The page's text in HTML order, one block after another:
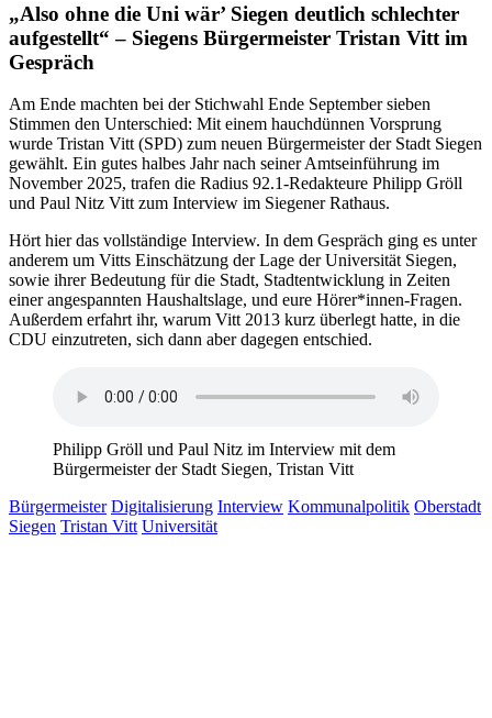
„Also ohne die Uni wär’ Siegen deutlich schlechter
aufgestellt“ – Siegens Bürgermeister Tristan Vitt im
Gespräch
Am Ende machten bei der Stichwahl Ende September sieben
Stimmen den Unterschied: Mit einem hauchdünnen Vorsprung
wurde Tristan Vitt (SPD) zum neuen Bürgermeister der Stadt Siegen
gewählt. Ein gutes halbes Jahr nach seiner Amtseinführung im
November 2025, trafen die Radius 92.1-Redakteure Philipp Gröll
und Paul Nitz Vitt zum Interview im Siegener Rathaus.
Hört hier das vollständige Interview. In dem Gespräch ging es unter
anderem um Vitts Einschätzung der Lage der Universität Siegen,
sowie ihrer Bedeutung für die Stadt, Stadtentwicklung in Zeiten
einer angespannten Haushaltslage, und eure Hörer*innen-Fragen.
Außerdem erfahrt ihr, warum Vitt 2013 kurz überlegt hatte, in die
CDU einzutreten, sich dann aber dagegen entschied.
Philipp Gröll und Paul Nitz im Interview mit dem
Bürgermeister der Stadt Siegen, Tristan Vitt
Bürgermeister Digitalisierung Interview Kommunalpolitik Oberstadt
Siegen Tristan Vitt Universität